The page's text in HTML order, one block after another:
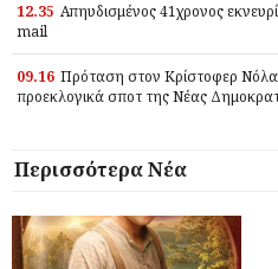
12.35 Απηυδισμένος 41χρονος
mail
09.16 Πρόταση στον Κρίστοφερ
προεκλογικά σποτ της Νέας
Περισσότερα Νέα